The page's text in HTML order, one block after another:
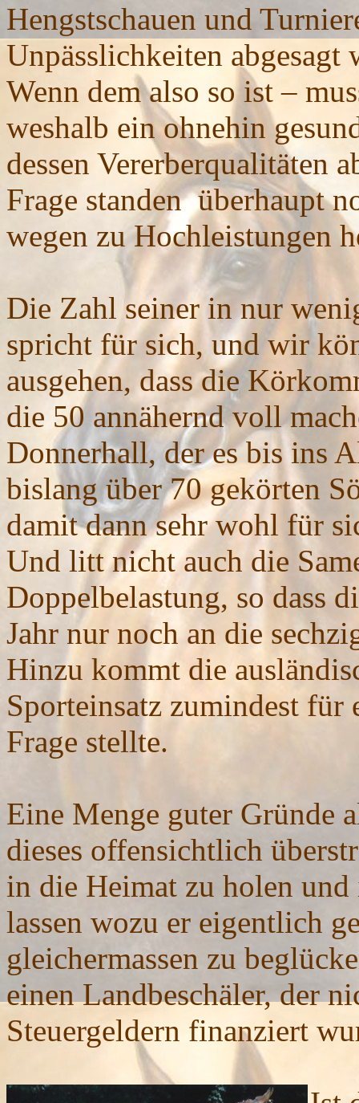
Hengstschauen und
Unpässlichkeiten abgesagt
Wenn dem also so ist –
weshalb ein ohnehin
dessen Vererberqualitäten
Frage standen überhaupt
wegen zu Hochleistungen
Die Zahl seiner in nur
spricht für sich, und wir
ausgehen, dass die
die 50 annähernd voll
Donnerhall, der es bis ins
bislang über 70 gekörten
damit dann sehr wohl für
Und litt nicht auch die
Doppelbelastung, so dass
Jahr nur noch an die
Hinzu kommt die
Sporteinsatz zumindest
Frage stellte.
Eine Menge guter Gründe
dieses offensichtlich
in die Heimat zu holen
lassen wozu er eigentlich
gleichermassen zu
einen Landbeschäler, der
Steuergeldern finanziert